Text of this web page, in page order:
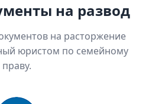
на развод
на расторжение
юристом по семейному
праву.